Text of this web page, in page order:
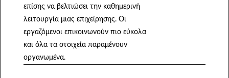
επίσης να βελτιώσει την καθημερινή
λειτουργία μιας επιχείρησης. Οι
εργαζόμενοι επικοινωνούν πιο εύκολα
και όλα τα στοιχεία παραμένουν
οργανωμένα.